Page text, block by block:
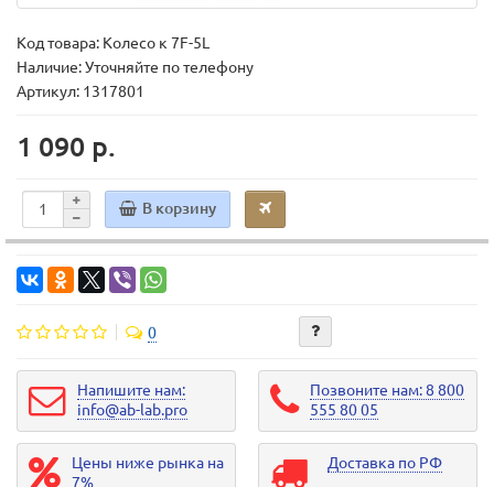
Код товара: Колесо к 7F-5L
Наличие: Уточняйте по телефону
Артикул: 1317801
1 090 р.
В корзину
0
Напишите нам:
info@ab-lab.pro
Позвоните нам: 8 800
555 80 05
Цены ниже рынка на
7%
Доставка по РФ